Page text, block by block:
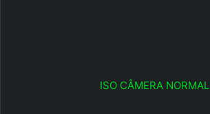
ISO CÂMERA NORMAL